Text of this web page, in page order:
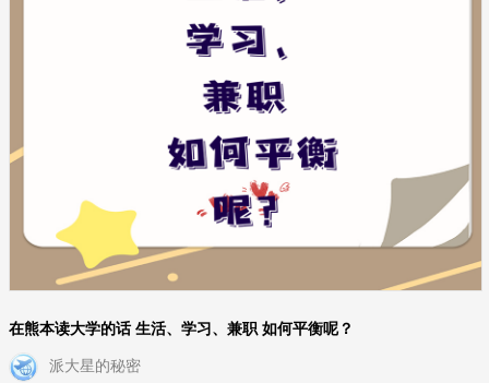
在熊本读大学的话 生活、学习、兼职 如何平衡呢？
派大星的秘密